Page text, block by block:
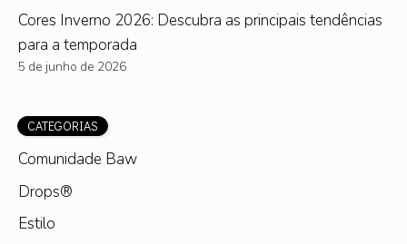
Cores Inverno 2026: Descubra as principais tendências
para a temporada
5 de junho de 2026
CATEGORIAS
Comunidade Baw
Drops®
Estilo